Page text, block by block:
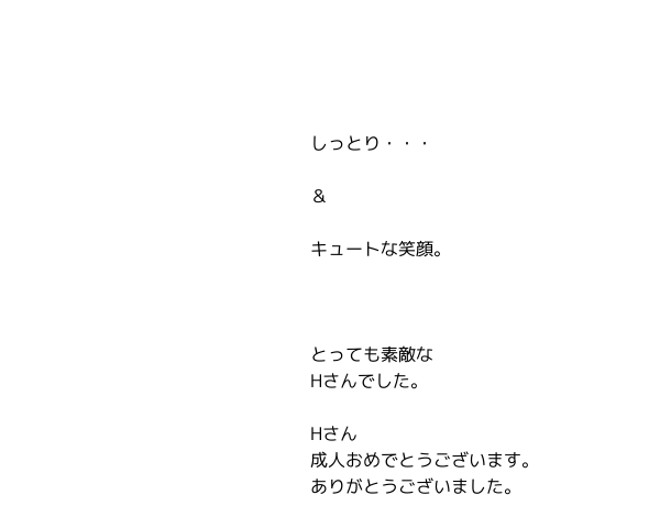
しっとり・・・
＆
キュートな笑顔。
とっても素敵な
Hさんでした。
Hさん
成人おめでとうございます。
ありがとうございました。